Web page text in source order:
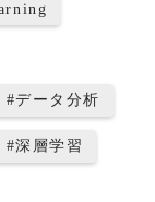
#データ分析
#深層学習